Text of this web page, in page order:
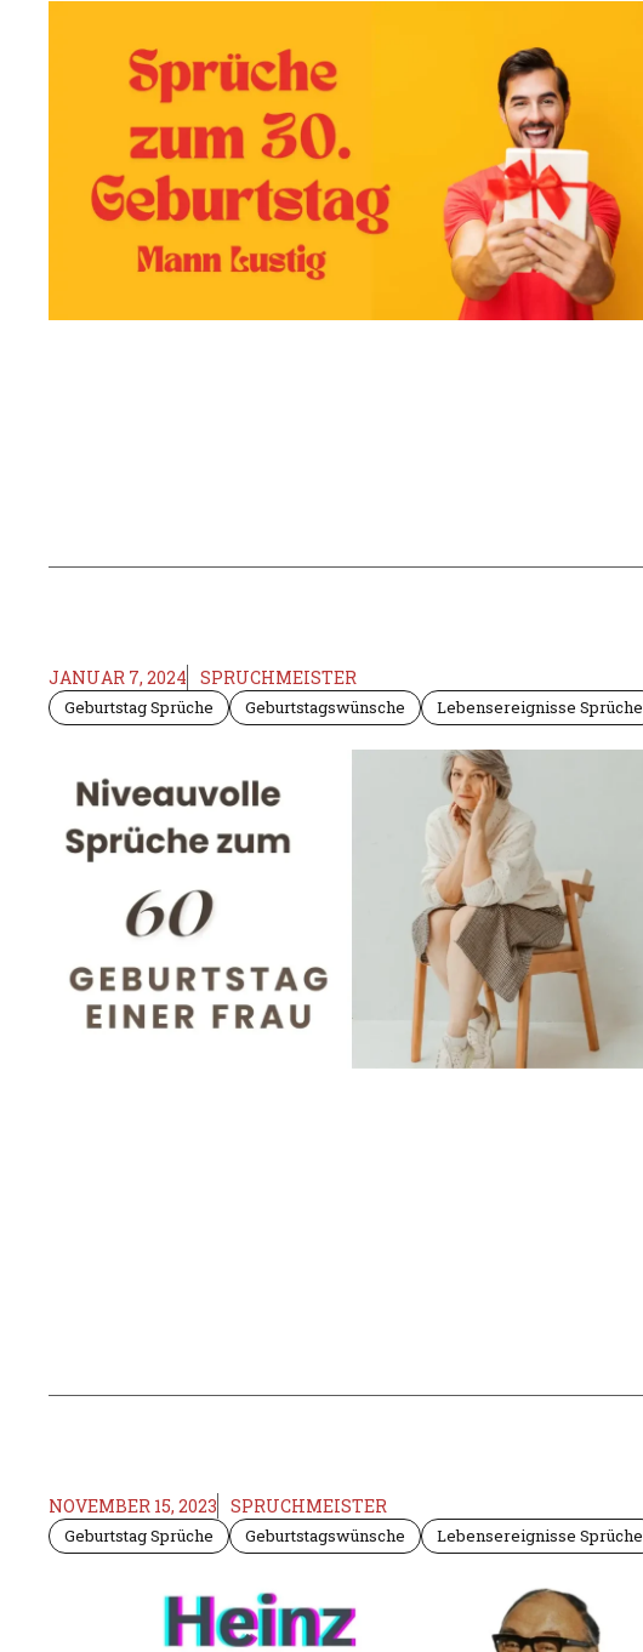
JANUAR 7, 2024 SPRUCHMEISTER
Geburtstag Sprüche Geburtstagswünsche Lebensereignisse Sprüche
NOVEMBER 15, 2023 SPRUCHMEISTER
Geburtstag Sprüche Geburtstagswünsche Lebensereignisse Sprüche